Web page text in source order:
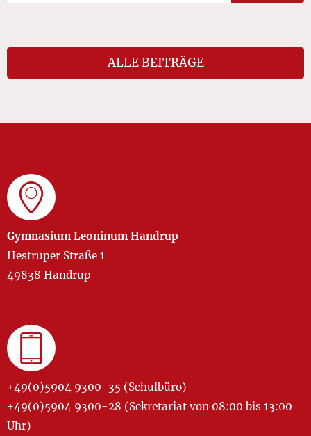
ALLE BEITRÄGE
Gymnasium Leoninum Handrup
Hestruper Straße 1
49838 Handrup
+49(0)5904 9300-35 (Schulbüro)
+49(0)5904 9300-28 (Sekretariat von 08:00 bis 13:00
Uhr)